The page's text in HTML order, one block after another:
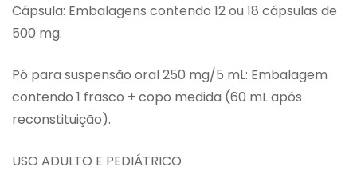
Cápsula: Embalagens contendo 12 ou 18 cápsulas de
500 mg.
Pó para suspensão oral 250 mg/5 mL: Embalagem
contendo 1 frasco + copo medida (60 mL após
reconstituição).
USO ADULTO E PEDIÁTRICO